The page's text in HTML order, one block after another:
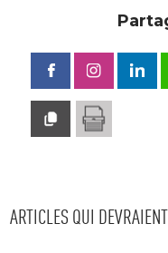
ARTICLES QUI